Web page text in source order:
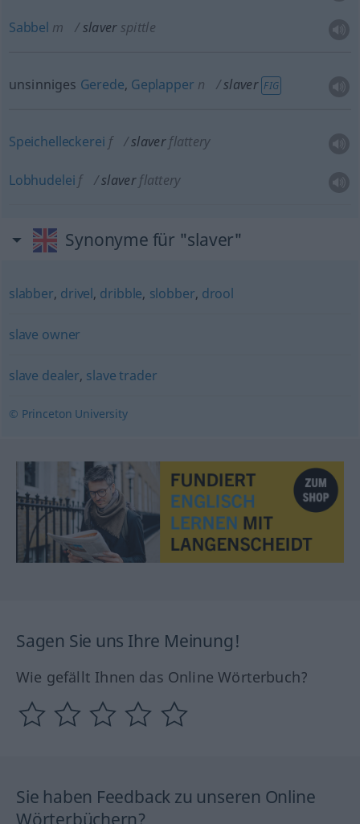
Sabbel m slaver spittle
unsinniges Gerede, Geplapper n slaver FIG
Speichelleckerei f slaver flattery
Lobhudelei f slaver flattery
Synonyme für "slaver"
slabber, drivel, dribble, slobber, drool
slave owner
slave dealer, slave trader
© Princeton University
Sagen Sie uns Ihre Meinung!
Wie gefällt Ihnen das Online Wörterbuch?
Sie haben Feedback zu unseren Online
Wörterbüchern?